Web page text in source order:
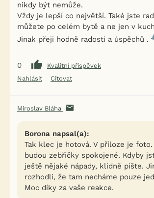
nikdy být nemůže.
Vždy je lepší co největší. Také jste
můžete po celém bytě a ne jen v
Jinak přeji hodně radosti a úspěchů .
0
Kvalitní příspěvek
Nahlásit
Citovat
Miroslav Bláha
Borona napsal(a):
Tak klec je hotová. V příloze je foto.
budou zebřičky spokojené. Kdyby
ještě nějaké nápady, klidně pište.
rozhodli, že tam necháme pouze
Moc díky za vaše reakce.